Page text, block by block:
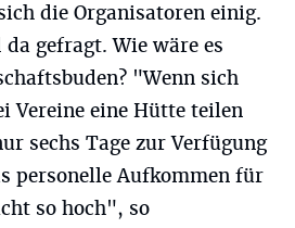
die Organisatoren einig.
gefragt. Wie wäre es
"Wenn sich
Vereine eine Hütte teilen
sechs Tage zur Verfügung
personelle Aufkommen für
so hoch", so